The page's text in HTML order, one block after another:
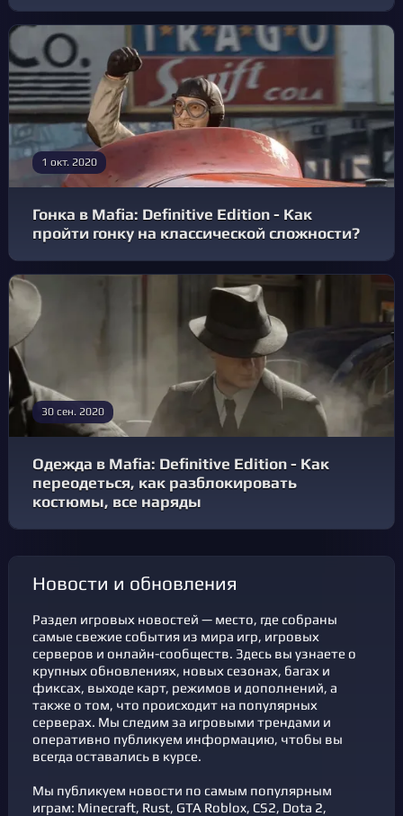
1 окт. 2020
Гонка в Mafia: Definitive Edition - Как
пройти гонку на классической сложности?
30 сен. 2020
Одежда в Mafia: Definitive Edition - Как
переодеться, как разблокировать
костюмы, все наряды
новости и обновления
Раздел игровых новостей — место, где собраны
самые свежие события из мира игр, игровых
серверов и онлайн-сообществ. Здесь вы узнаете о
крупных обновлениях, новых сезонах, багах и
фикcах, выходе карт, режимов и дополнений, а
также о том, что происходит на популярных
серверах. Мы следим за игровыми трендами и
оперативно публикуем информацию, чтобы вы
всегда оставались в курсе.
Мы публикуем новости по самым популярным
играм: Minecraft, Rust, GTA Roblox, CS2, Dota 2,